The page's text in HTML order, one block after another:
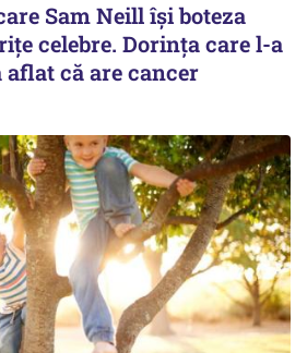
Sam Neill își boteza
celebre. Dorința care l-a
că are cancer